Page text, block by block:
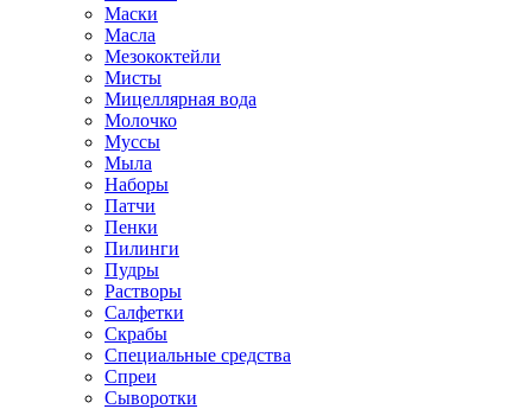
Маски
Масла
Мезококтейли
Мисты
Мицеллярная вода
Молочко
Муссы
Мыла
Наборы
Патчи
Пенки
Пилинги
Пудры
Растворы
Салфетки
Скрабы
Специальные средства
Спреи
Сыворотки